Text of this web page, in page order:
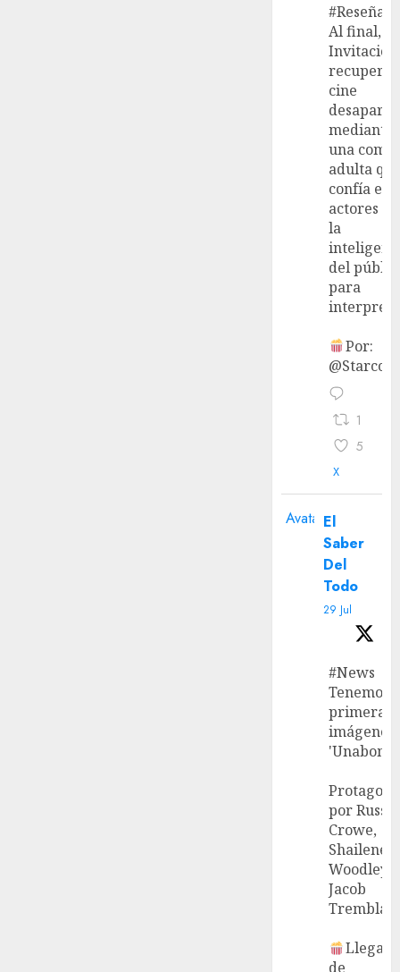
#Reseña
Al final,
recupera
cine
mediante
una
adulta
confía en
actores y
la
del
para
Por:
1
5
X
Avatar El
Saber
Del
Todo
29 Jul
#News
Tenemos
primeras
imágenes
por
Crowe,
Shailene
Woodley y
Jacob
Tremblay.
Llega
de